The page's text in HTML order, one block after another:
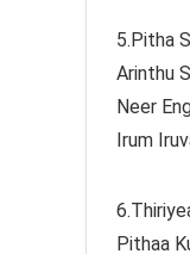
5.Pitha
Arinthu
Neer
Irum
Pithaa